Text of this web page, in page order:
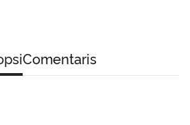
Comentaris